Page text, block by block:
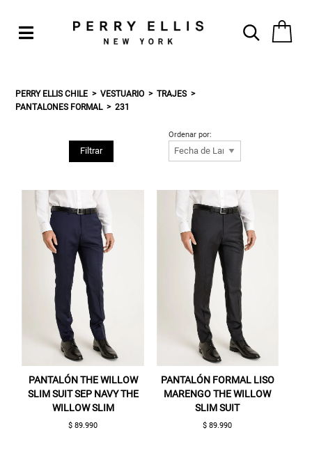
PERRY ELLIS CHILE VESTUARIO
TRAJES
PANTALONES FORMAL
231
Filtrar
Ordenar por:
PANTALÓN THE WILLOW
SLIM SUIT SEP NAVY THE
WILLOW SLIM
$ 89.990
PANTALÓN FORMAL LISO
MARENGO THE WILLOW
SLIM SUIT
$ 89.990